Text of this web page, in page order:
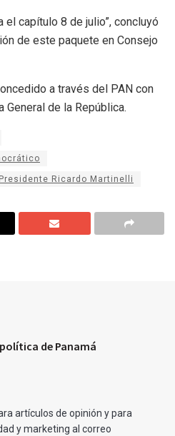
el capítulo 8 de julio”, concluyó
de este paquete en Consejo
a través del PAN con
de la República.
Presidente Ricardo Martinelli
de Panamá
artículos de opinión y para
y marketing al correo